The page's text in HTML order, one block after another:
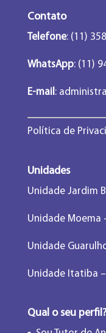
Contato
Telefone: (11)
WhatsApp: (11)
E-mail:
Política de
Unidades
Unidade Jardim
Unidade Moema
Unidade
Unidade Itatiba –
Qual o seu perfil?